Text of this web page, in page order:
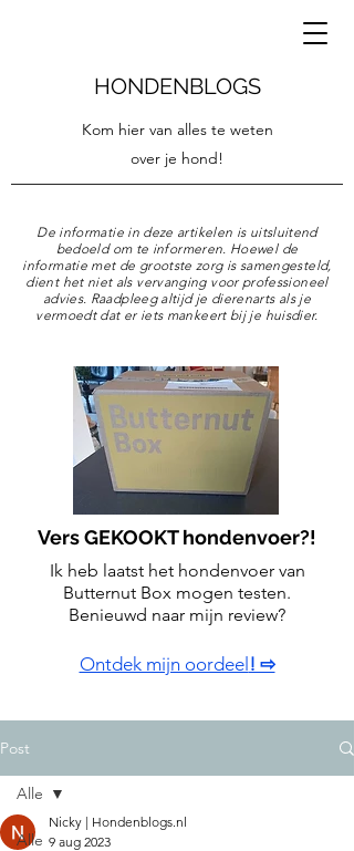
HONDENBLOGS
Kom hier van alles te weten
over je hond!
De informatie in deze artikelen is uitsluitend
bedoeld om te informeren. Hoewel de
informatie met de grootste zorg is samengesteld,
dient het niet als vervanging voor professioneel
advies. Raadpleeg altijd je dierenarts als je
vermoedt dat er iets mankeert bij je huisdier.
Vers GEKOOKT hondenvoer?!
Ik heb laatst het hondenvoer van
Butternut Box mogen testen.
Benieuwd naar mijn review?
Ontdek mijn oordeel ! ⇨
Post
Alle
Alle
Nicky | Hondenblogs.nl
9 aug 2023